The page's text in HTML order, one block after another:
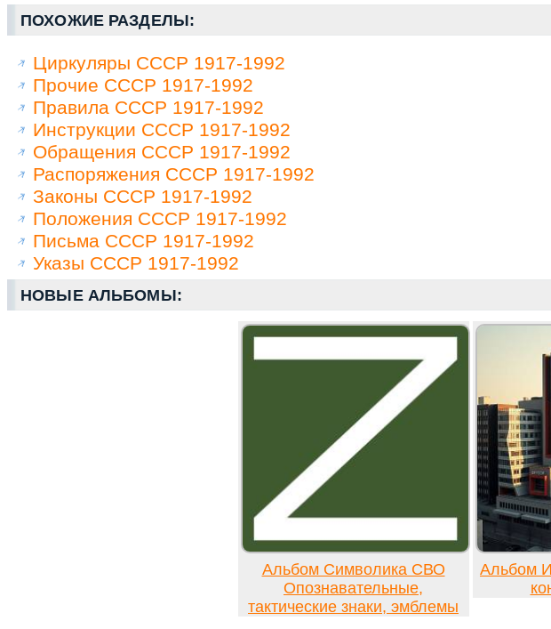
ПОХОЖИЕ РАЗДЕЛЫ:
Циркуляры СССР 1917-1992
Прочие СССР 1917-1992
Правила СССР 1917-1992
Инструкции СССР 1917-1992
Обращения СССР 1917-1992
Распоряжения СССР 1917-1992
Законы СССР 1917-1992
Положения СССР 1917-1992
Письма СССР 1917-1992
Указы СССР 1917-1992
НОВЫЕ АЛЬБОМЫ:
Альбом Символика СВО
Опознавательные,
тактические знаки, эмблемы
Альбом